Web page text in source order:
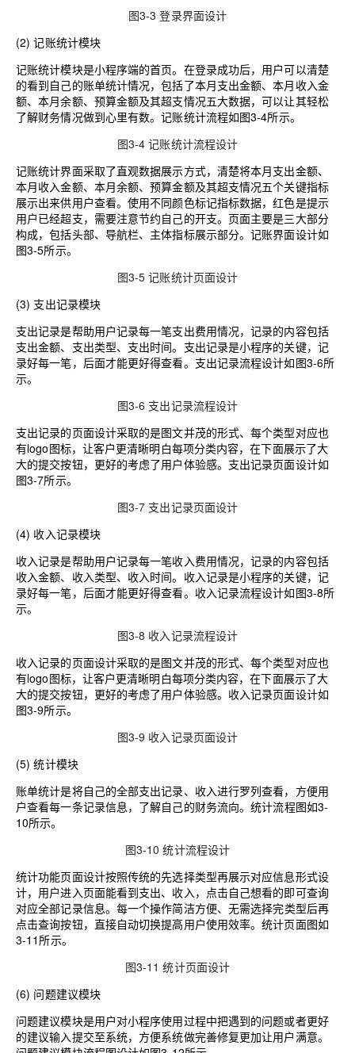
图3-3 登录界面设计
(2)记账统计模块
记账统计模块是小程序端的首页。在登录成功后，用户可以清楚
的看到自己的账单统计情况，包括了本月支出金额、本月收入金
额、本月余额、预算金额及其超支情况五大数据，可以让其轻松
了解财务情况做到心里有数。记账统计流程如图3-4所示。
图3-4 记账统计流程设计
记账统计界面采取了直观数据展示方式，清楚将本月支出金额、
本月收入金额、本月余额、预算金额及其超支情况五个关键指标
展示出来供用户查看。使用不同颜色标记指标数据，红色是提示
用户已经超支，需要注意节约自己的开支。页面主要是三大部分
构成，包括头部、导航栏、主体指标展示部分。记账界面设计如
图3-5所示。
图3-5 记账统计页面设计
(3) 支出记录模块
支出记录是帮助用户记录每一笔支出费用情况，记录的内容包括
支出金额、支出类型、支出时间。支出记录是小程序的关键，记
录好每一笔，后面才能更好得查看。支出记录流程设计如图3-6所
示。
图3-6 支出记录流程设计
支出记录的页面设计采取的是图文并茂的形式、每个类型对应也
有logo图标，让客户更清晰明白每项分类内容，在下面展示了大
大的提交按钮，更好的考虑了用户体验感。支出记录页面设计如
图3-7所示。
图3-7 支出记录页面设计
(4) 收入记录模块
收入记录是帮助用户记录每一笔收入费用情况，记录的内容包括
收入金额、收入类型、收入时间。收入记录是小程序的关键，记
录好每一笔，后面才能更好得查看。收入记录流程设计如图3-8所
示。
图3-8 收入记录流程设计
收入记录的页面设计采取的是图文并茂的形式、每个类型对应也
有logo图标，让客户更清晰明白每项分类内容，在下面展示了大
大的提交按钮，更好的考虑了用户体验感。收入记录页面设计如
图3-9所示。
图3-9 收入记录页面设计
(5)统计模块
账单统计是将自己的全部支出记录、收入进行罗列查看，方便用
户查看每一条记录信息，了解自己的财务流向。统计流程图如3-
10所示。
图3-10 统计流程设计
统计功能页面设计按照传统的先选择类型再展示对应信息形式设
计，用户进入页面能看到支出、收入，点击自己想看的即可查询
对应全部记录信息。 每一个操作简洁方便、无需选择完类型后再
点击查询按钮，直接自动切换提高用户使用效率。统计页面图如
3-11所示。
图3-11 统计页面设计
(6) 问题建议模块
问题建议模块是用户对小程序使用过程中把遇到的问题或者更好
的建议输入提交至系统，方便系统做完善修复更加让用户满意。